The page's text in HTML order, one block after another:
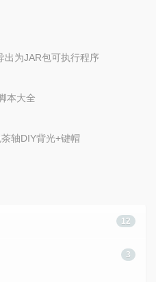
出为JAR包可执行程序
本大全
轴DIY背光+键帽
12
3